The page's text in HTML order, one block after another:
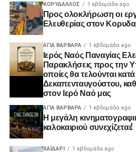
ΚΟΡΥΔΑΛΛΟΣ 1 εβδομάδα ago
Προς ολοκλήρωση οι
Ελευθερίας στον
ΑΓΙΑ ΒΑΡΒΑΡΑ 1 εβδομάδα ago
Ιερός Ναός Παναγίας
Παρακλήσεις προς την
οποίες θα τελούνται
Δεκαπενταυγούστου,
στον Ιερό Ναό μας
ΑΓΙΑ ΒΑΡΒΑΡΑ 1 εβδομάδα ago
Η μεγάλη
καλοκαιριού συνεχίζεται!
ΧΑΪΔΑΡΙ 1 εβδομάδα ago